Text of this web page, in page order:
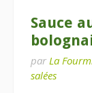
Sauce
par La
salées